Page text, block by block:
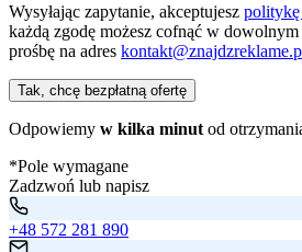
Wysyłając zapytanie, akceptujesz
każdą zgodę możesz cofnąć w
prośbę na adres
Tak, chcę bezpłatną ofertę
Odpowiemy w kilka minut od
*Pole wymagane
Zadzwoń lub napisz
+48 572 281 890